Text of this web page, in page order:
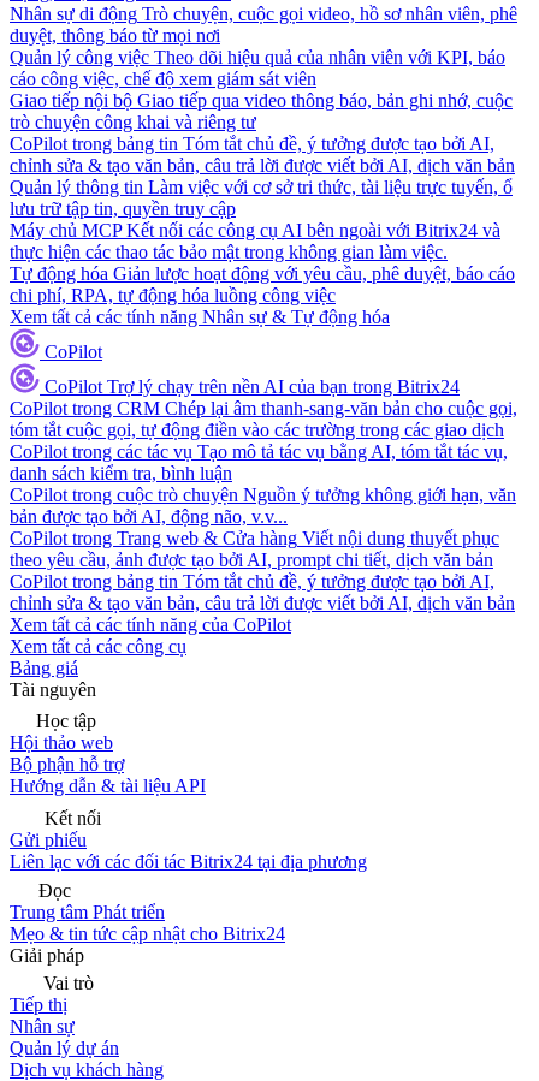
Nhân sự di động Trò chuyện, cuộc gọi video, hồ sơ nhân viên, phê
duyệt, thông báo từ mọi nơi
Quản lý công việc Theo dõi hiệu quả của nhân viên với KPI, báo
cáo công việc, chế độ xem giám sát viên
Giao tiếp nội bộ Giao tiếp qua video thông báo, bản ghi nhớ, cuộc
trò chuyện công khai và riêng tư
CoPilot trong bảng tin Tóm tắt chủ đề, ý tưởng được tạo bởi AI,
chỉnh sửa & tạo văn bản, câu trả lời được viết bởi AI, dịch văn bản
Quản lý thông tin Làm việc với cơ sở tri thức, tài liệu trực tuyến, ổ
lưu trữ tập tin, quyền truy cập
Máy chủ MCP Kết nối các công cụ AI bên ngoài với Bitrix24 và
thực hiện các thao tác bảo mật trong không gian làm việc.
Tự động hóa Giản lược hoạt động với yêu cầu, phê duyệt, báo cáo
chi phí, RPA, tự động hóa luồng công việc
Xem tất cả các tính năng Nhân sự & Tự động hóa
CoPilot
CoPilot Trợ lý chạy trên nền AI của bạn trong Bitrix24
CoPilot trong CRM Chép lại âm thanh-sang-văn bản cho cuộc gọi,
tóm tắt cuộc gọi, tự động điền vào các trường trong các giao dịch
CoPilot trong các tác vụ Tạo mô tả tác vụ bằng AI, tóm tắt tác vụ,
danh sách kiểm tra, bình luận
CoPilot trong cuộc trò chuyện Nguồn ý tưởng không giới hạn, văn
bản được tạo bởi AI, động não, v.v...
CoPilot trong Trang web & Cửa hàng Viết nội dung thuyết phục
theo yêu cầu, ảnh được tạo bởi AI, prompt chi tiết, dịch văn bản
CoPilot trong bảng tin Tóm tắt chủ đề, ý tưởng được tạo bởi AI,
chỉnh sửa & tạo văn bản, câu trả lời được viết bởi AI, dịch văn bản
Xem tất cả các tính năng của CoPilot
Xem tất cả các công cụ
Bảng giá
Tài nguyên
Học tập
Hội thảo web
Bộ phận hỗ trợ
Hướng dẫn & tài liệu API
Kết nối
Gửi phiếu
Liên lạc với các đối tác Bitrix24 tại địa phương
Đọc
Trung tâm Phát triển
Mẹo & tin tức cập nhật cho Bitrix24
Giải pháp
Vai trò
Tiếp thị
Nhân sự
Quản lý dự án
Dịch vụ khách hàng